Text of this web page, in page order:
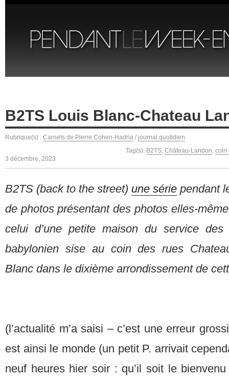
B2TS Louis Blanc-Chateau
Rubrique(s) : Carnets de Pierre Cohen-Hadria / journal quotidien
Tag(s): B2TS, Château-Landon, coin
3 décembre, 2023
B2TS (back to the street) une série pendant
de photos présentant des photos elles-
celui d’une petite maison du service des
babylonien sise au coin des rues
Blanc dans le dixième arrondissement de
(l’actualité m’a saisi – c’est une erreur
est ainsi le monde (un petit P. arrivait
neuf heures hier soir : qu’il soit le